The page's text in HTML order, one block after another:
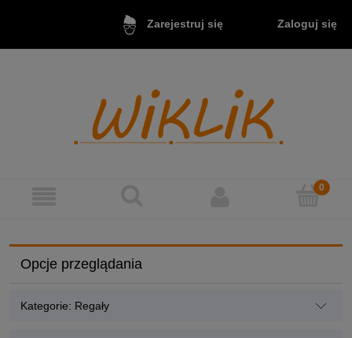
Zarejestruj się Zaloguj się
Opcje przeglądania
Kategorie: Regały